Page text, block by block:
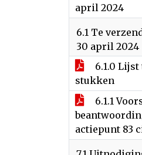
april 2024
6.1 Te
30 april 2024
6.1.0
stukken
6.1.1
actiepunt 83